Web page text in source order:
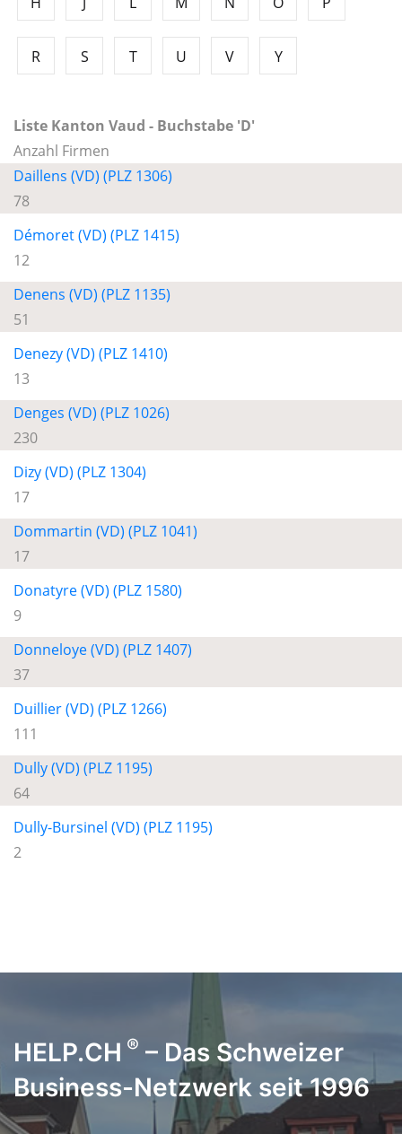
R S T U V Y
Liste Kanton Vaud - Buchstabe 'D'
Anzahl Firmen
Daillens (VD) (PLZ 1306)
78
Démoret (VD) (PLZ 1415)
12
Denens (VD) (PLZ 1135)
51
Denezy (VD) (PLZ 1410)
13
Denges (VD) (PLZ 1026)
230
Dizy (VD) (PLZ 1304)
17
Dommartin (VD) (PLZ 1041)
17
Donatyre (VD) (PLZ 1580)
9
Donneloye (VD) (PLZ 1407)
37
Duillier (VD) (PLZ 1266)
111
Dully (VD) (PLZ 1195)
64
Dully-Bursinel (VD) (PLZ 1195)
2
HELP.CH ® – Das Schweizer
Business-Netzwerk seit 1996